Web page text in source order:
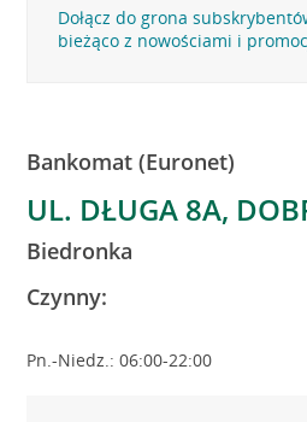
Dołącz do grona
bieżąco z nowościami i
Bankomat (Euronet)
UL. DŁUGA 8A,
Biedronka
Czynny:
Pn.-Niedz.: 06:00-22:00